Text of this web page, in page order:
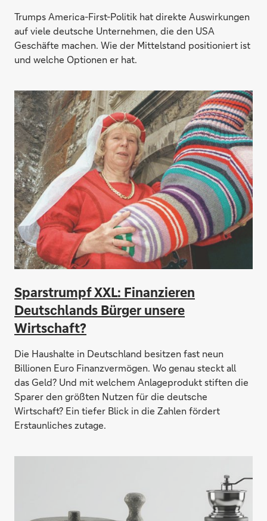
Trumps America-First-Politik hat direkte Auswirkungen
auf viele deutsche Unternehmen, die den USA
Geschäfte machen. Wie der Mittelstand positioniert ist
und welche Optionen er hat.
Sparstrumpf XXL: Finanzieren
Deutschlands Bürger unsere
Wirtschaft?
Die Haushalte in Deutschland besitzen fast neun
Billionen Euro Finanzvermögen. Wo genau steckt all
das Geld? Und mit welchem Anlageprodukt stiften die
Sparer den größten Nutzen für die deutsche
Wirtschaft? Ein tiefer Blick in die Zahlen fördert
Erstaunliches zutage.